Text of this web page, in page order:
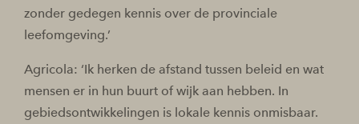
zonder gedegen kennis over de provinciale
leefomgeving.’
Agricola: ‘Ik herken de afstand tussen beleid en wat
mensen er in hun buurt of wijk aan hebben. In
gebiedsontwikkelingen is lokale kennis onmisbaar.